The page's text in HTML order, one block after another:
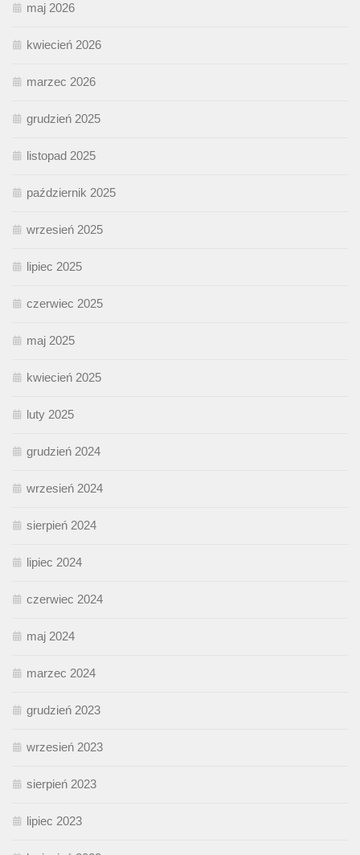
maj 2026
kwiecień 2026
marzec 2026
grudzień 2025
listopad 2025
październik 2025
wrzesień 2025
lipiec 2025
czerwiec 2025
maj 2025
kwiecień 2025
luty 2025
grudzień 2024
wrzesień 2024
sierpień 2024
lipiec 2024
czerwiec 2024
maj 2024
marzec 2024
grudzień 2023
wrzesień 2023
sierpień 2023
lipiec 2023